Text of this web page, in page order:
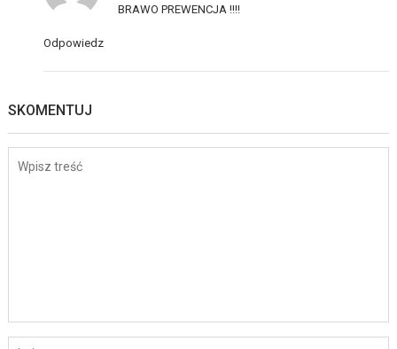
BRAWO PREWENCJA !!!!
Odpowiedz
SKOMENTUJ